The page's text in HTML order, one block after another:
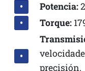
Potencia:
Torque:
precisión.